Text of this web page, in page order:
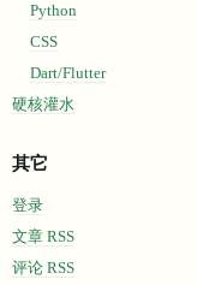
Python
CSS
Dart/Flutter
硬核灌水
其它
登录
文章 RSS
评论 RSS